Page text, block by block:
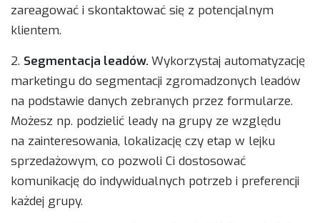
zareagować i skontaktować się z potencjalnym
klientem.
2. Segmentacja leadów. Wykorzystaj automatyzację
marketingu do segmentacji zgromadzonych leadów
na podstawie danych zebranych przez formularze.
Możesz np. podzielić leady na grupy ze względu
na zainteresowania, lokalizację czy etap w lejku
sprzedażowym, co pozwoli Ci dostosować
komunikację do indywidualnych potrzeb i preferencji
każdej grupy.